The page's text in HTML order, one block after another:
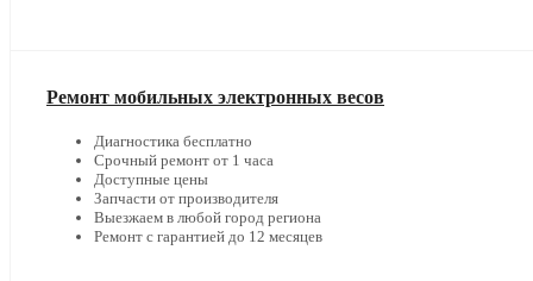
Ремонт мобильных электронных весов
Диагностика бесплатно
Срочный ремонт от 1 часа
Доступные цены
Запчасти от производителя
Выезжаем в любой город региона
Ремонт с гарантией до 12 месяцев